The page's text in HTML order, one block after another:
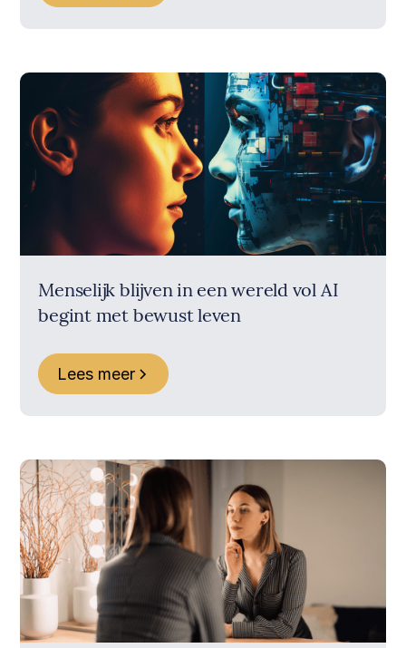
Menselijk blijven in een wereld vol AI
begint met bewust leven
Lees meer